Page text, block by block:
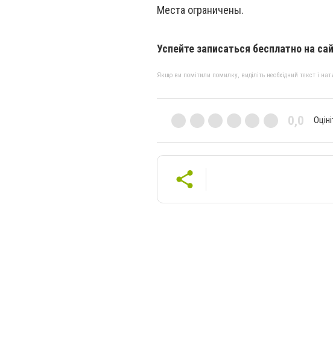
Места ограничены.
Успейте записаться бесплатно на
Якщо ви помітили помилку, виділіть необхідний текст і
0,0